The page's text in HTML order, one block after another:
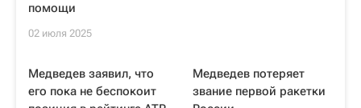
помощи
02 июля 2025
Медведев заявил, что
его пока не беспокоит
Медведев потеряет
звание первой ракетки